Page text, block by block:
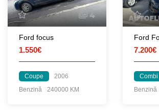
4
Ford focus
1.550€
Coupe
2006
Benzină
240000 KM
Ford
7.200€
Combi
Benzină